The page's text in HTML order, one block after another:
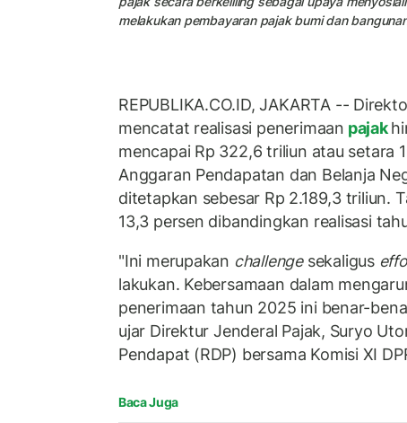
melakukan pembayaran pajak bumi dan
REPUBLIKA.CO.ID, JAKARTA --
mencatat realisasi penerimaan pajak
mencapai Rp 322,6 triliun atau setara
Anggaran Pendapatan dan Belanja
ditetapkan sebesar Rp 2.189,3 triliun.
13,3 persen dibandingkan realisasi
"Ini merupakan challengesekaligus
lakukan. Kebersamaan dalam
penerimaan tahun 2025 ini benar-
ujar Direktur Jenderal Pajak, Suryo
Pendapat (RDP) bersama Komisi XI
Baca Juga